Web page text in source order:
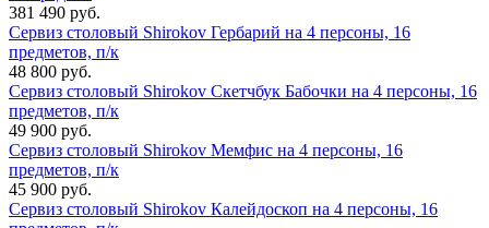
381 490 руб.
Сервиз столовый Shirokov Гербарий на 4 персоны, 16
предметов, п/к
48 800 руб.
Сервиз столовый Shirokov Скетчбук Бабочки на 4 персоны, 16
предметов, п/к
49 900 руб.
Сервиз столовый Shirokov Мемфис на 4 персоны, 16
предметов, п/к
45 900 руб.
Сервиз столовый Shirokov Калейдоскоп на 4 персоны, 16